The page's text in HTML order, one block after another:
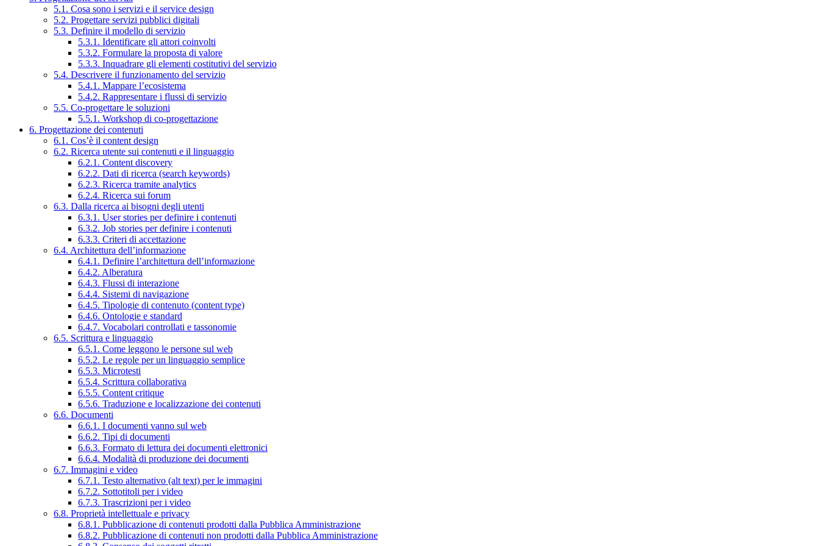
5.1. Cosa sono i servizi e il service design
5.2. Progettare servizi pubblici digitali
5.3. Definire il modello di servizio
5.3.1. Identificare gli attori coinvolti
5.3.2. Formulare la proposta di valore
5.3.3. Inquadrare gli elementi costitutivi del servizio
5.4. Descrivere il funzionamento del servizio
5.4.1. Mappare l’ecosistema
5.4.2. Rappresentare i flussi di servizio
5.5. Co-progettare le soluzioni
5.5.1. Workshop di co-progettazione
6. Progettazione dei contenuti
6.1. Cos’è il content design
6.2. Ricerca utente sui contenuti e il linguaggio
6.2.1. Content discovery
6.2.2. Dati di ricerca (search keywords)
6.2.3. Ricerca tramite analytics
6.2.4. Ricerca sui forum
6.3. Dalla ricerca ai bisogni degli utenti
6.3.1. User stories per definire i contenuti
6.3.2. Job stories per definire i contenuti
6.3.3. Criteri di accettazione
6.4. Architettura dell’informazione
6.4.1. Definire l’architettura dell’informazione
6.4.2. Alberatura
6.4.3. Flussi di interazione
6.4.4. Sistemi di navigazione
6.4.5. Tipologie di contenuto (content type)
6.4.6. Ontologie e standard
6.4.7. Vocabolari controllati e tassonomie
6.5. Scrittura e linguaggio
6.5.1. Come leggono le persone sul web
6.5.2. Le regole per un linguaggio semplice
6.5.3. Microtesti
6.5.4. Scrittura collaborativa
6.5.5. Content critique
6.5.6. Traduzione e localizzazione dei contenuti
6.6. Documenti
6.6.1. I documenti vanno sul web
6.6.2. Tipi di documenti
6.6.3. Formato di lettura dei documenti elettronici
6.6.4. Modalità di produzione dei documenti
6.7. Immagini e video
6.7.1. Testo alternativo (alt text) per le immagini
6.7.2. Sottotitoli per i video
6.7.3. Trascrizioni per i video
6.8. Proprietà intellettuale e privacy
6.8.1. Pubblicazione di contenuti prodotti dalla Pubblica Amministrazione
6.8.2. Pubblicazione di contenuti non prodotti dalla Pubblica Amministrazione